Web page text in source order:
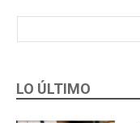
LO ÚLTIMO